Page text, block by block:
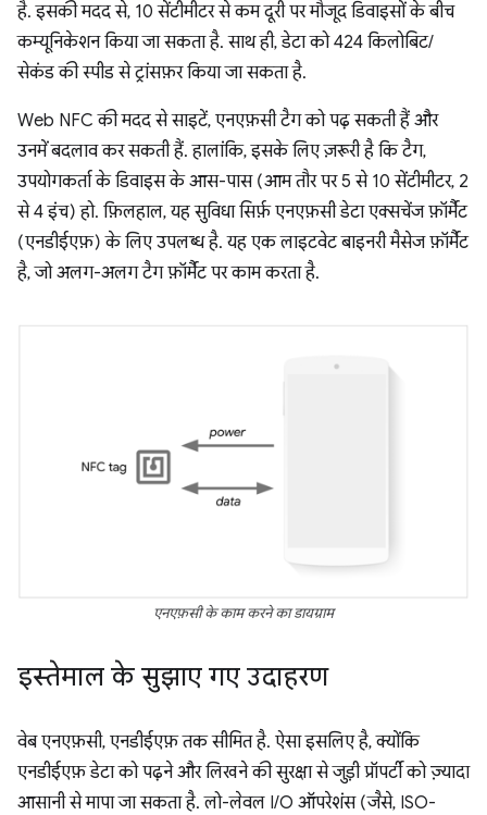
है. इसकी मदद से, 10 सेंटीमीटर से कम दूरी पर मौजूद डिवाइसों के बीच
कम्यूनिकेशन किया जा सकता है. साथ ही, डेटा को 424 किलोबिट/
सेकंड की स्पीड से ट्रांसफ़र किया जा सकता है.
Web NFC की मदद से साइटें, एनएफ़सी टैग को पढ़ सकती हैं और
उनमें बदलाव कर सकती हैं. हालांकि, इसके लिए ज़रूरी है कि टैग,
उपयोगकर्ता के डिवाइस के आस-पास (आम तौर पर 5 से 10 सेंटीमीटर, 2
से 4 इंच) हो. फ़िलहाल, यह सुविधा सिर्फ़ एनएफ़सी डेटा एक्सचेंज फ़ॉर्मैट
(एनडीईएफ़) के लिए उपलब्ध है. यह एक लाइटवेट बाइनरी मैसेज फ़ॉर्मैट
है, जो अलग-अलग टैग फ़ॉर्मैट पर काम करता है.
एनएफ़सी के काम करने का डायग्राम
इस्तेमाल के सुझाए गए उदाहरण
वेब एनएफ़सी, एनडीईएफ़ तक सीमित है. ऐसा इसलिए है, क्योंकि
एनडीईएफ़ डेटा को पढ़ने और लिखने की सुरक्षा से जुड़ी प्रॉपर्टी को ज़्यादा
आसानी से मापा जा सकता है. लो-लेवल I/O ऑपरेशंस (जैसे, ISO-